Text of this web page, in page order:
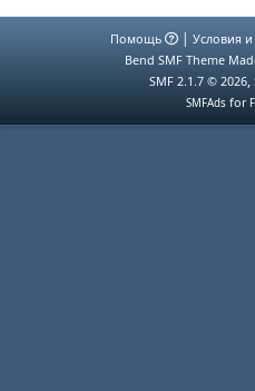
Помощь | Условия
Bend SMF Theme
SMF 2.1.7 © 2026,
SMFAds for